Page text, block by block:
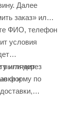
Далее
заказ» или
ФИО, телефон
условия
или через
и
выглядит
форму по